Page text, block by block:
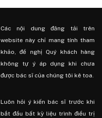
Các nội dung đăng tải trên
website này chỉ mang tính tham
khảo, đề nghị Quý khách hàng
không tự ý áp dụng khi chưa
được bác sĩ của chúng tôi kê toa.
Luôn hỏi ý kiến ​​bác sĩ trước khi
bắt đầu bất kỳ liệu trình điều trị